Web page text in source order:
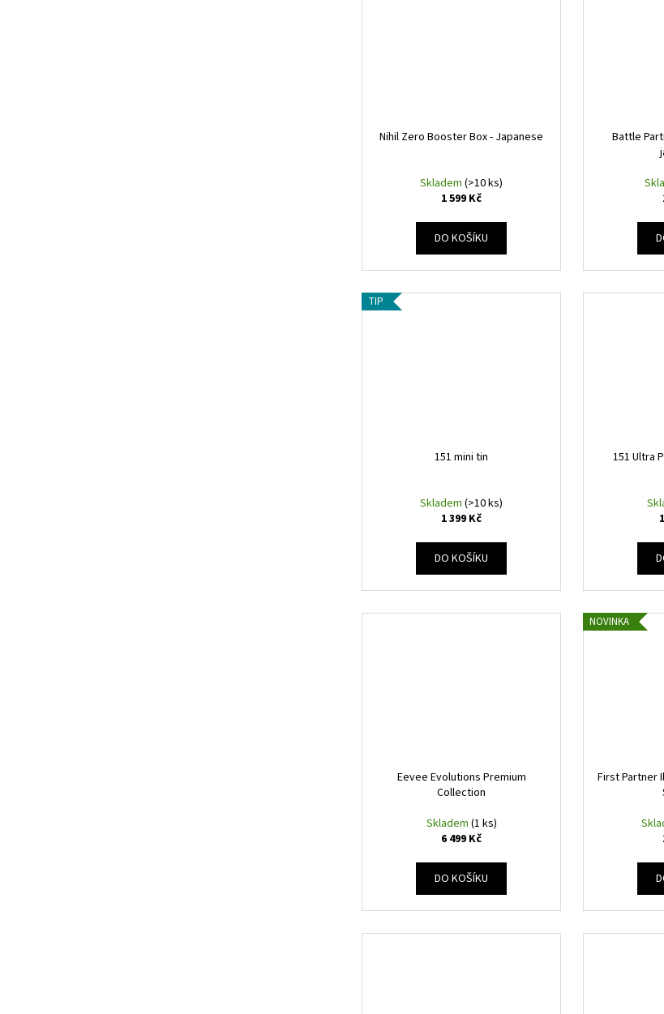
Nihil Zero Booster Box - Japanese
Skladem(>10 ks)
1 599 Kč
DO KOŠÍKU
Battle
TIP
151 mini tin
Skladem(>10 ks)
1 399 Kč
DO KOŠÍKU
151 Ultra
Eevee Evolutions Premium
Collection
Skladem (1 ks)
6 499 Kč
DO KOŠÍKU
NOVINKA
First Partner